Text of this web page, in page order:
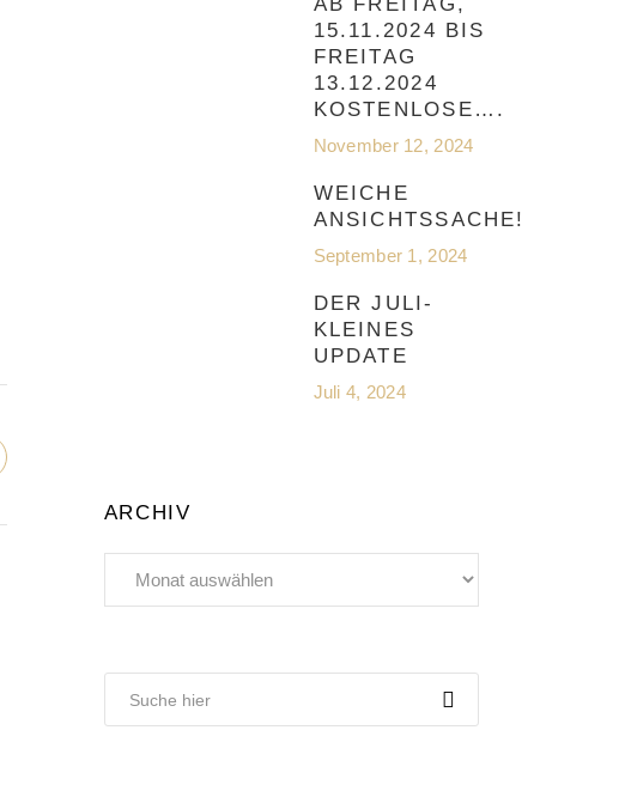
15.11.2024 BIS
FREITAG
13.12.2024
KOSTENLOSE….
November 12, 2024
WEICHE
ANSICHTSSACHE!
September 1, 2024
DER JULI-
KLEINES
UPDATE
Juli 4, 2024
ARCHIV
Archiv